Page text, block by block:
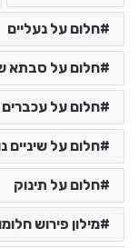
חלום על נעליים
חלום על סבתא
חלום על עכברים
חלום על שיניים
חלום על תינוק
מילון פירוש